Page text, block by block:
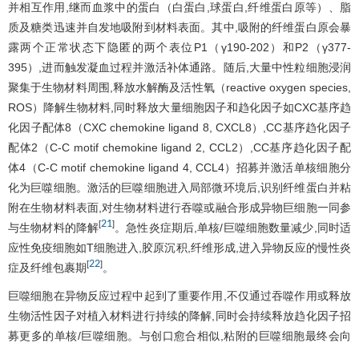
并相互作用,继而血浆中的蛋白（白蛋白,球蛋白,纤维蛋白原等）、脂
质及糖类迅速并自发地吸附到材料表面。其中,吸附的纤维蛋白原会暴
露两个正常状态下隐匿的两个表位P1（γ190-202）和P2（γ377-
395）,进而触发凝血过程并激活补体通路。随后,大量中性粒细胞浸润
聚集于生物材料周围,释放水解酶及活性氧（reactive oxygen species,
ROS）降解生物材料,同时释放大量细胞因子和趋化因子如CXC基序趋
化因子配体8（CXC chemokine ligand 8, CXCL8）,CC基序趋化因子
配体2（C-C motif chemokine ligand 2, CCL2）,CC基序趋化因子配
体4（C-C motif chemokine ligand 4, CCL4）招募并激活单核细胞分
化为巨噬细胞。激活的巨噬细胞进入局部微环境后,识别纤维蛋白并粘
附在生物材料表面,对生物材料进行吞噬或融合形成异物巨细胞一同参
与生物材料的降解[21] 。急性炎症期后,单核/巨噬细胞数量减少,同时适
应性免疫细胞如T细胞进入,胶原沉积,纤维形成,进入异物反应的慢性炎
症及纤维包裹期[22] 。
巨噬细胞在异物反应过程中起到了重要作用,不仅通过吞噬作用或释放
生物活性因子对植入材料进行持续的降解,同时会持续释放趋化因子招
募更多的单核/巨噬细胞。与创口愈合相似,粘附的巨噬细胞最终会向